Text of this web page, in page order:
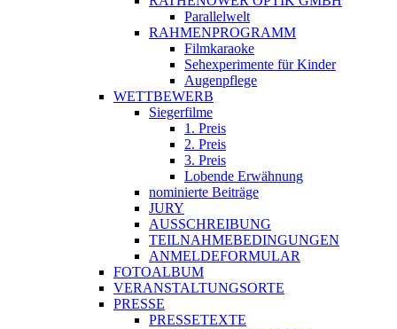
Parallelwelt
RAHMENPROGRAMM
Filmkaraoke
Sehexperimente für Kinder
Augenpflege
WETTBEWERB
Siegerfilme
1. Preis
2. Preis
3. Preis
Lobende Erwähnung
nominierte Beiträge
JURY
AUSSCHREIBUNG
TEILNAHMEBEDINGUNGEN
ANMELDEFORMULAR
FOTOALBUM
VERANSTALTUNGSORTE
PRESSE
PRESSETEXTE